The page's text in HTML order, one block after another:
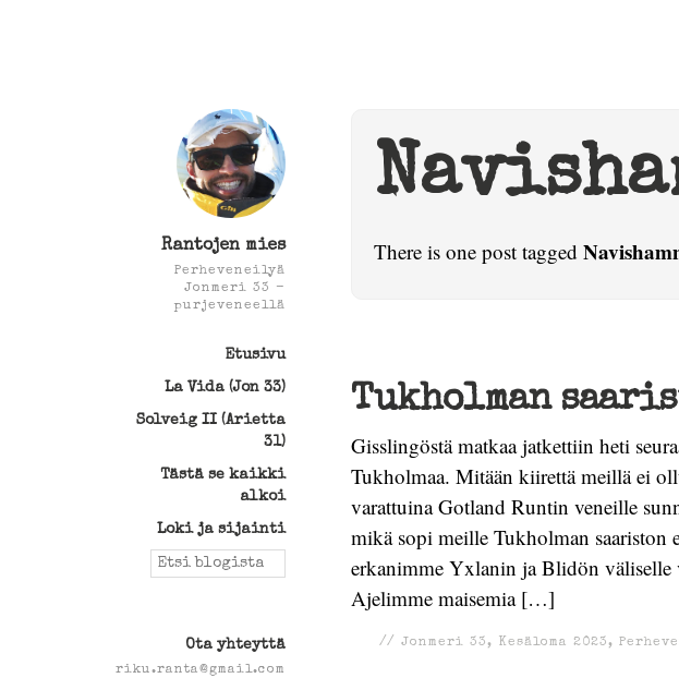
Rantojen mies
Perheveneilyä
Jonmeri 33 -
purjeveneellä
Etusivu
La Vida (Jon 33)
Solveig II (Arietta
31)
Tästä se kaikki
alkoi
Loki ja sijainti
Search
for:
There is one post tagged
Tukholman
Gisslingöstä matkaa jatkettiin heti
Tukholmaa. Mitään kiirettä meillä ei
varattuina Gotland Runtin veneille
mikä sopi meille Tukholman
erkanimme Yxlanin ja Blidön väliselle
Ajelimme maisemia […]
// Jonmeri 33, Kesäloma 2023,
Ota yhteyttä
riku.ranta@gmail.com